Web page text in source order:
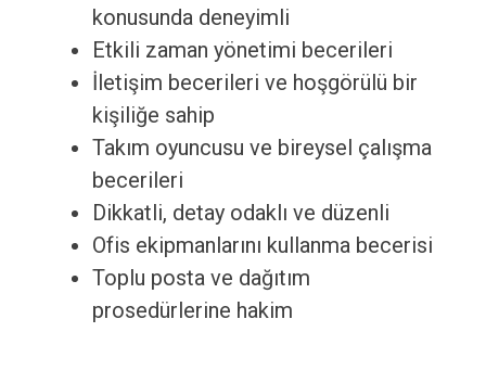
konusunda deneyimli
Etkili zaman yönetimi becerileri
İletişim becerileri ve hoşgörülü bir
kişiliğe sahip
Takım oyuncusu ve bireysel çalışma
becerileri
Dikkatli, detay odaklı ve düzenli
Ofis ekipmanlarını kullanma becerisi
Toplu posta ve dağıtım
prosedürlerine hakim